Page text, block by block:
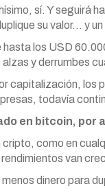
sí. Y seguirá
su valor… y
los USD
y derrumbes
capitalización, los
todavía
en bitcoin, por
cripto, como en
van
dinero para